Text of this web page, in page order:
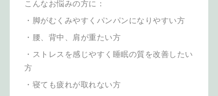
こんなお悩みの方に：
・脚がむくみやすくパンパンになりやすい方
・腰、背中、肩が重たい方
・ストレスを感じやすく睡眠の質を改善したい
方
・寝ても疲れが取れない方